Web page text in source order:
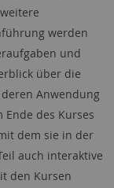
werden
und
über die
Anwendung
des Kurses
dem sie in der
auch interaktive
den Kursen